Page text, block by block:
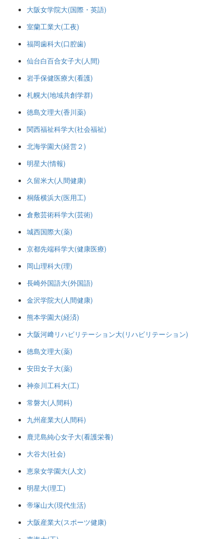
大阪女学院大(国際・英語)
室蘭工業大(工夜)
福岡歯科大(口腔歯)
仙台白百合女子大(人間)
岩手保健医療大(看護)
札幌大(地域共創学群)
徳島文理大(香川薬)
関西福祉科学大(社会福祉)
北海学園大(経営２)
明星大(情報)
久留米大(人間健康)
桐蔭横浜大(医用工)
倉敷芸術科学大(芸術)
城西国際大(薬)
京都先端科学大(健康医療)
岡山理科大(理)
長崎外国語大(外国語)
金沢学院大(人間健康)
熊本学園大(経済)
大阪河﨑リハビリテーション大(リハビリテーション)
徳島文理大(薬)
安田女子大(薬)
神奈川工科大(工)
常磐大(人間科)
九州産業大(人間科)
鹿児島純心女子大(看護栄養)
大谷大(社会)
恵泉女学園大(人文)
明星大(理工)
帝塚山大(現代生活)
大阪産業大(スポーツ健康)